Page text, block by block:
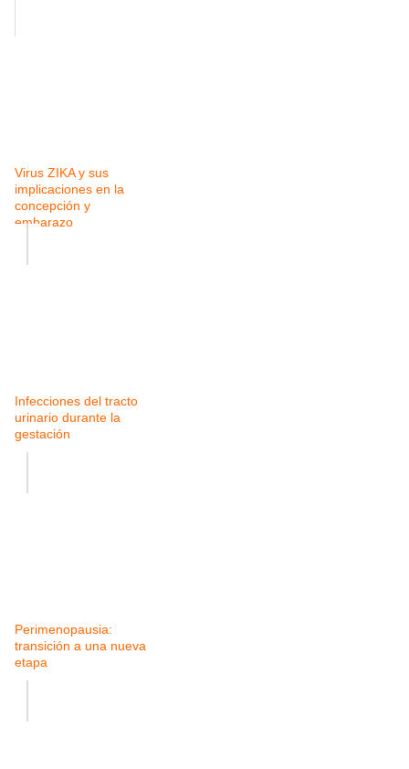
Virus ZIKA y sus
implicaciones en la
concepción y
embarazo
Infecciones del tracto
urinario durante la
gestación
Perimenopausia:
transición a una nueva
etapa